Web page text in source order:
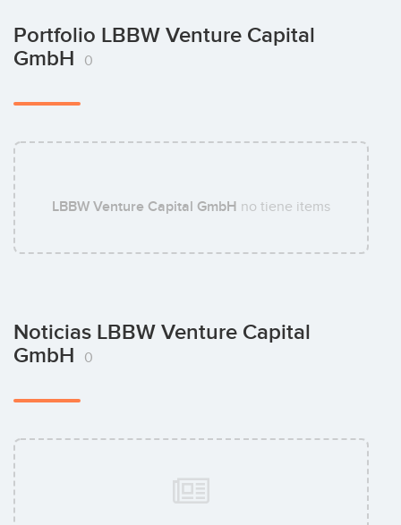
Portfolio LBBW Venture Capital
GmbH
0
LBBW Venture Capital GmbH no tiene items
Noticias LBBW Venture Capital
GmbH
0